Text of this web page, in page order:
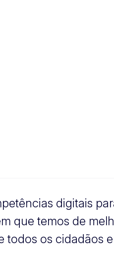
digitais
que temos de
todos os cidadãos